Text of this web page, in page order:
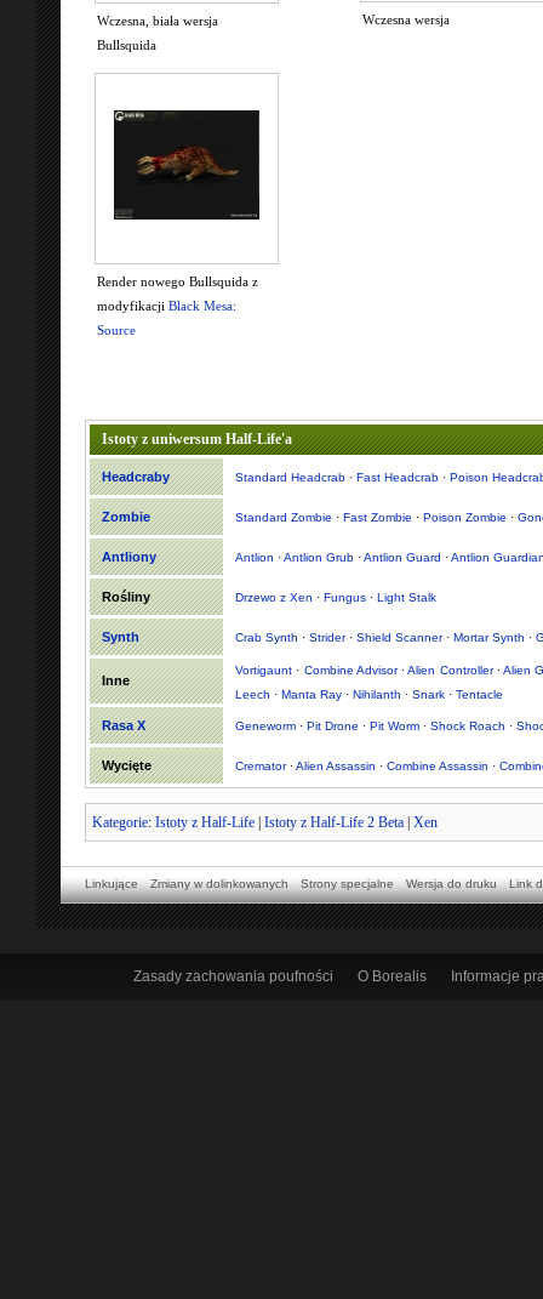
Wczesna, biała wersja
Bullsquida
Wczesna wersja
Render nowego Bullsquida z
modyfikacji Black Mesa:
Source
Istoty z uniwersum Half-Life'a
Headcraby Standard Headcrab · Fast Headcrab · Poison
Zombie Standard Zombie · Fast Zombie · Poison Zombie ·
Antliony Antlion ·Antlion Grub ·Antlion Guard ·Antlion
Rośliny Drzewo z Xen · Fungus · Light Stalk
Synth Crab Synth · Strider· Shield Scanner· Mortar Synth ·
Inne
Vortigaunt · Combine Advisor·Alien Controller·Alien
Leech · Manta Ray · Nihilanth · Snark · Tentacle
Rasa X Geneworm · Pit Drone · Pit Worm · Shock Roach ·
Wycięte Cremator·Alien Assassin · Combine Assassin ·
Kategorie: Istoty z Half-Life Istoty z Half-Life 2 Beta Xen
Linkujące Zmiany w dolinkowanych Strony specjalne Wersja do druku Link
Zasady zachowania poufności O Borealis Informacje